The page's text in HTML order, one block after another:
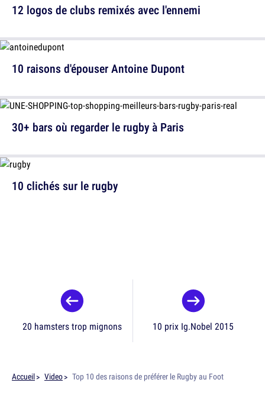
10 raisons d'épouser Antoine Dupont
10 clichés sur le rugby
12 logos de clubs remixés avec l'ennemi
30+ bars où regarder le rugby à Paris
20 hamsters trop mignons 10 prix Ig.Nobel 2015
Accueil Video Top 10 des raisons de préférer le Rugby au Foot